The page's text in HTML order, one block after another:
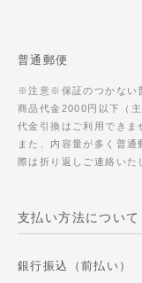
普通郵便
※注意※保証のつかない
商品代金2000円以下（
代金引換はご利用できま
また、内容量が多く普
際は折り返しご連絡いた
支払い方法について
銀行振込（前払い）